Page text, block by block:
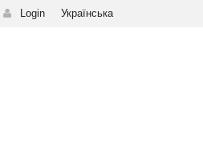
Login Українська